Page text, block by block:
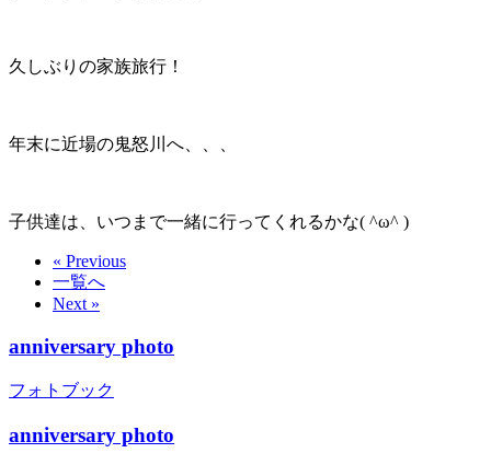
久しぶりの家族旅行！
年末に近場の鬼怒川へ、、、
子供達は、いつまで一緒に行ってくれるかな( ^ω^ )
« Previous
一覧へ
Next »
anniversary photo
フォトブック
anniversary photo